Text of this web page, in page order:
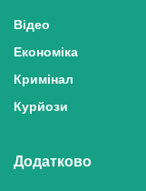
Відео
Економіка
Кримінал
Курйози
Додатково